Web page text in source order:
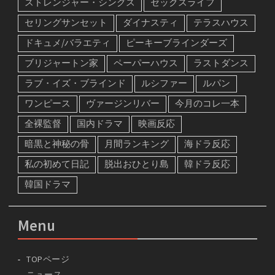
ストレンジャー・シングス
セックスライフ
セリングサンセット
ダイナスティ
テラスハウス
ドキュメ/バラエティ
ピーキーブラインダーズ
ブリジャートン家
ペーパーハウス
ラストダンス
ラブ・イズ・ブラインド
ルシファー
ルパン
ワンピース
ヴァージンリバー
今月のコレ一本
全裸監督
国内ドラマ
映画反応
暗黒と神秘の骨
月間ランキング
海ドラ反応
私の初めて日記
脱出おひとり島
韓ドラ反応
韓国ドラマ
Menu
TOPページ